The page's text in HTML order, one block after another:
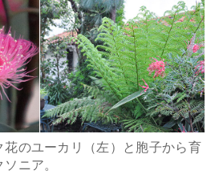
のユーカリ（左）と胞子から育
ニア。